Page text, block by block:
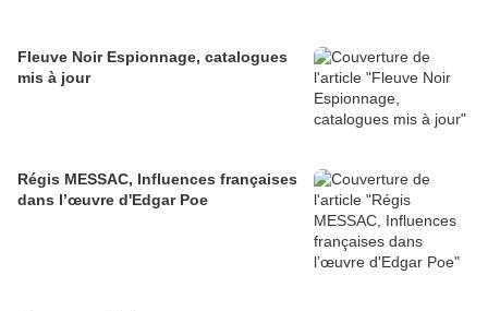
Fleuve Noir Espionnage, catalogues
mis à jour
Régis MESSAC, Influences françaises
dans l’œuvre d'Edgar Poe